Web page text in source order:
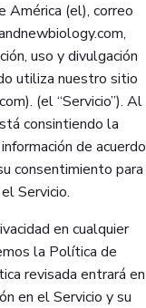
(el), correo
uso y divulgación
utiliza nuestro sitio
(el “Servicio”). Al
consintiendo la
de acuerdo
consentimiento para
Servicio.
en cualquier
la Política de
revisada entrará en
en el Servicio y su